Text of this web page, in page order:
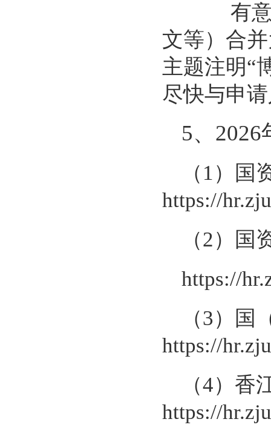
有
文等）合
主题注明“
尽快与申
5、 2026
（ 1 ）国
https://
（2）国
https://
（3）国
https://
（4）香
https://